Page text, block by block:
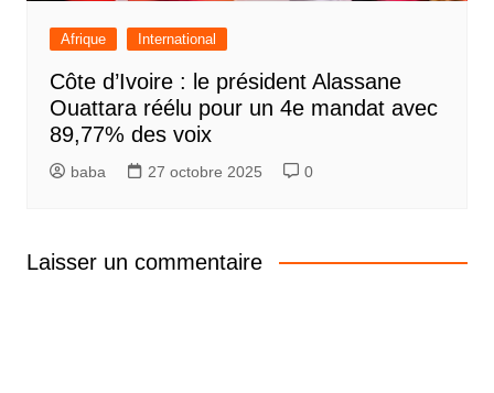
Afrique International
Côte d’Ivoire : le président Alassane
Ouattara réélu pour un 4e mandat avec
89,77% des voix
baba 27 octobre 2025 0
Laisser un commentaire